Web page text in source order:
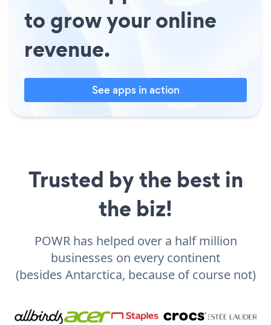
to grow your online
revenue.
See apps in action
Trusted by the best in
the biz!
POWR has helped over a half million
businesses on every continent
(besides Antarctica, because of course not)